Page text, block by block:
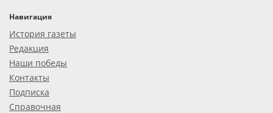
Навигация
История газеты
Редакция
Наши победы
Контакты
Подписка
Справочная